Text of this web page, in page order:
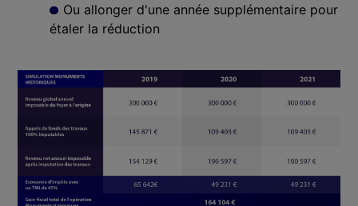
Ou allonger d'une année supplémentaire pour
étaler la réduction